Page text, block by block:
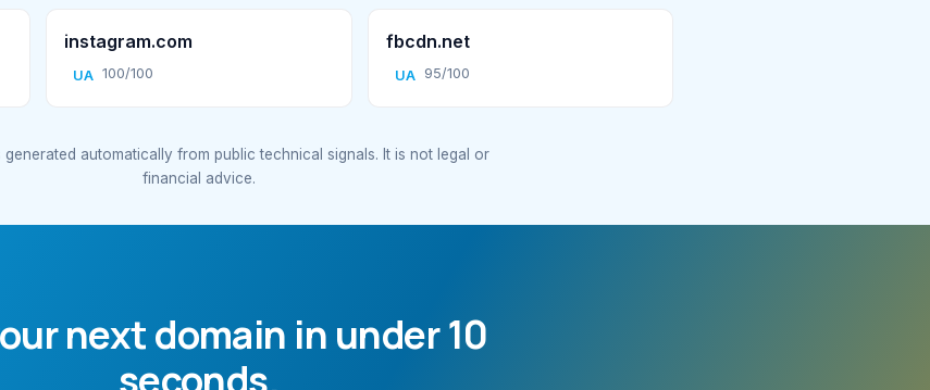
instagram.com
UA 100/100
fbcdn.net
UA 95/100
generated automatically from public technical signals. It is not legal or
financial advice.
next domain in under 10